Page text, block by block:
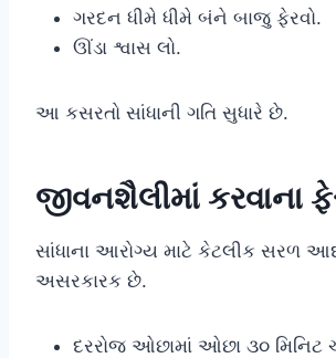
ગરદન ધીમે ધીમે બંને બાજુ ફેરવો.
ઊંડા શ્વાસ લો.
આ કસરતો સાંધાની ગતિ સુધારે છે.
જીવનશૈલીમાં કરવાના
સાંધાના આરોગ્ય માટે કેટલીક સરળ
અસરકારક છે.
દરરોજ ઓછામાં ઓછા ૩૦ મિનિટ